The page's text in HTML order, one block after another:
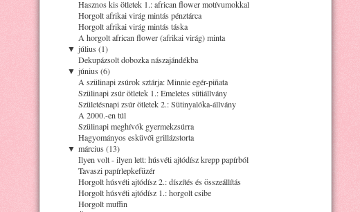
Hasznos kis ötletek 1.: african flower motívumokkal
Horgolt afrikai virág mintás pénztárca
Horgolt afrikai virág mintás táska
A horgolt african flower (afrikai virág) minta
▼ július (1)
Dekupázsolt dobozka nászajándékba
▼ június (6)
A szülinapi zsúrok sztárja: Minnie egér-piñata
Szülinapi zsúr ötletek 1.: Emeletes sütiállvány
Születésnapi zsúr ötletek 2.: Sütinyalóka-állvány
A 2000.-en túl
Szülinapi meghívók gyermekzsúrra
Hagyományos esküvői grillázstorta
▼ március (13)
Ilyen volt - ilyen lett: húsvéti ajtódísz krepp papírból
Tavaszi papírlepkefüzér
Horgolt húsvéti ajtódísz 2.: díszítés és összeállítás
Horgolt húsvéti ajtódísz 1.: horgolt csibe
Horgolt muffin